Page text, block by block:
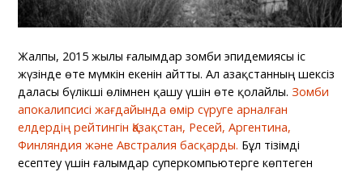
Жалпы, 2015 жылы ғалымдар зомби эпидемиясы іс
жүзінде өте мүмкін екенін айтты. Ал Қазақстанның шексіз
даласы бүлікші өлімнен қашу үшін өте қолайлы.Зомби
апокалипсисі жағдайында өмір сүруге арналған
елдердің рейтингін Қазақстан, Ресей, Аргентина,
Финляндия және Австралия басқарды. Бұл тізімді
есептеу үшін ғалымдар суперкомпьютерге көптеген